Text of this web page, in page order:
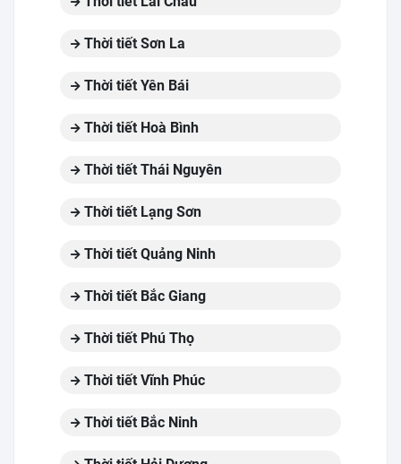
Thời tiết Sơn La
Thời tiết Yên Bái
Thời tiết Hoà Bình
Thời tiết Thái Nguyên
Thời tiết Lạng Sơn
Thời tiết Quảng Ninh
Thời tiết Bắc Giang
Thời tiết Phú Thọ
Thời tiết Vĩnh Phúc
Thời tiết Bắc Ninh